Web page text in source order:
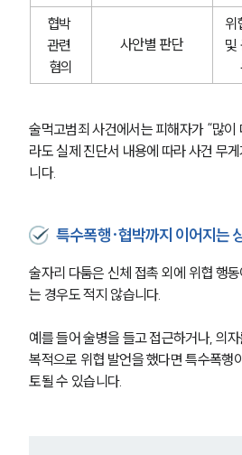
협박
관련
혐의
사안별 판단
위
및
술먹고범죄 사건에서는 피해자가 “많이
라도 실제 진단서 내용에 따라 사건 무
니다.
특수폭행·협박까지 이어지는
술자리 다툼은 신체 접촉 외에 위협 행
는 경우도 적지 않습니다.
예를 들어 술병을 들고 접근하거나, 의
복적으로 위협 발언을 했다면 특수폭행
토될 수 있습니다.